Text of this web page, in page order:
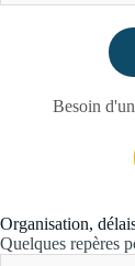
Besoin
Organisation,
Quelques repères